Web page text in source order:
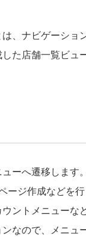
、ナビゲーショ
た店舗一覧ビュ
ーへ遷移します
ージ作成などを
ントメニューな
なので、メニュ